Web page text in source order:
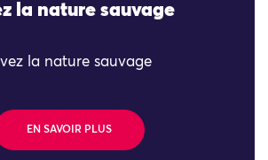
la nature sauvage
la nature sauvage
EN SAVOIR PLUS